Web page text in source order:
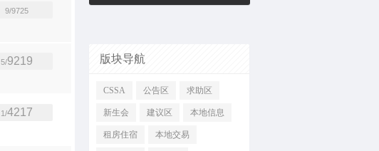
9/9725
5/9219
1/4217
版块导航
CSSA 公告区 求助区
新生会 建议区 本地信息
租房住宿 本地交易